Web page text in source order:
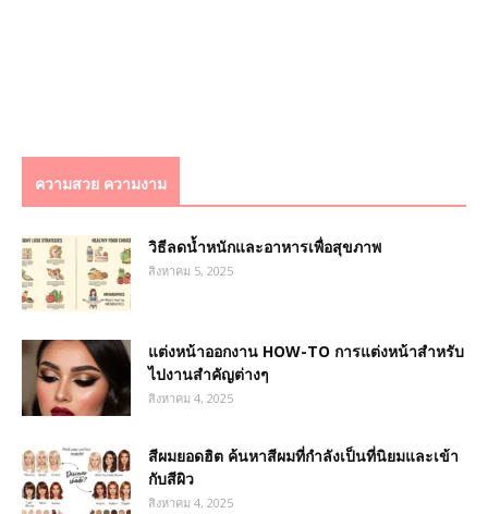
ความสวย ความงาม
วิธีลดน้ำหนักและอาหารเพื่อสุขภาพ
สิงหาคม 5, 2025
แต่งหน้าออกงาน HOW-TO การแต่งหน้าสำหรับ
ไปงานสำคัญต่างๆ
สิงหาคม 4, 2025
สีผมยอดฮิต ค้นหาสีผมที่กำลังเป็นที่นิยมและเข้า
กับสีผิว
สิงหาคม 4, 2025